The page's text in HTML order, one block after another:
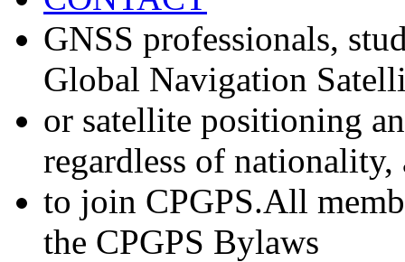
GNSS professionals,
Global Navigation
or satellite positioning
regardless of nationality,
to join CPGPS.All
the CPGPS Bylaws